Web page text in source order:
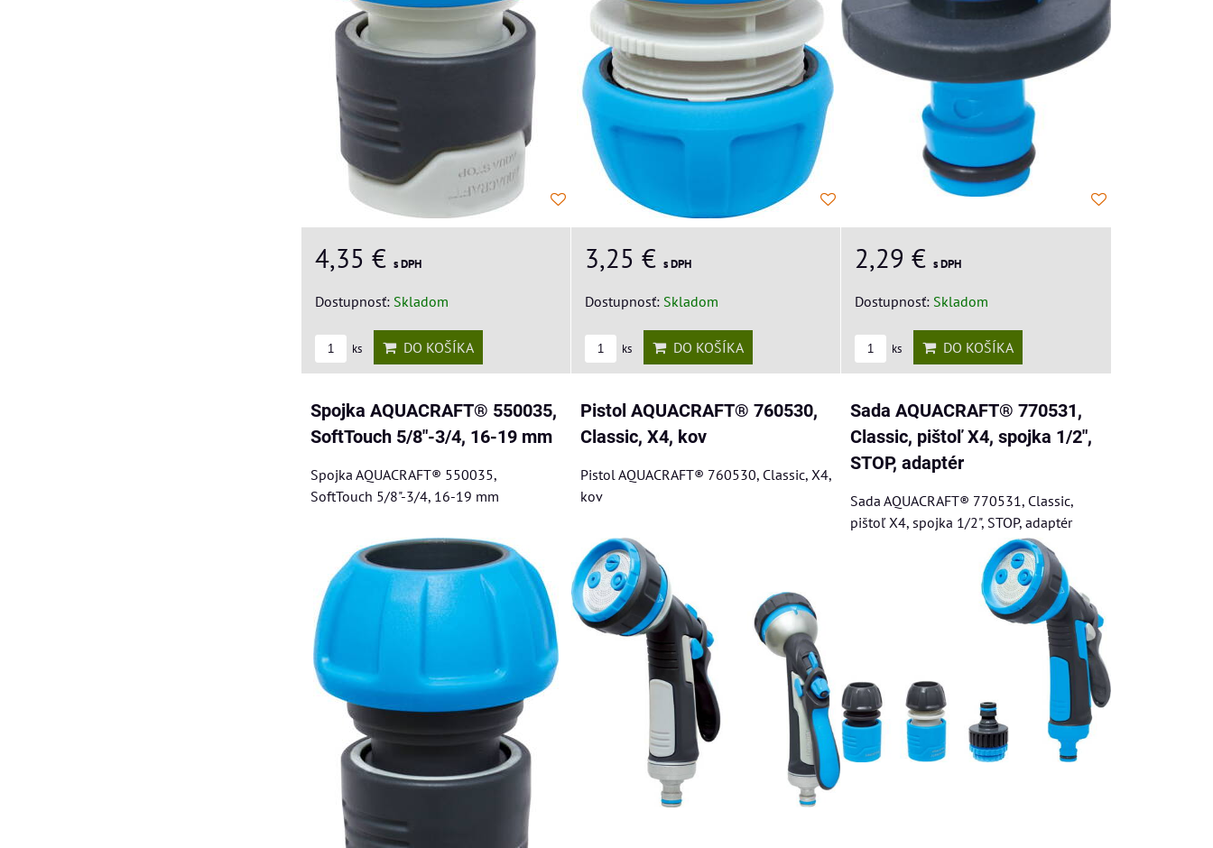
4,35 € s DPH
Dostupnosť: Skladom
ks DO KOŠÍKA
3,25 € s DPH
Dostupnosť: Skladom
ks DO KOŠÍKA
2,29 €s DPH
Dostupnosť: Skladom
ks DO KOŠÍKA
Spojka AQUACRAFT® 550035,
SoftTouch 5/8"-3/4, 16-19 mm
Spojka AQUACRAFT® 550035,
SoftTouch 5/8"-3/4, 16-19 mm
Pistol AQUACRAFT® 760530,
Classic, X4, kov
Pistol AQUACRAFT® 760530, Classic, X4,
kov
Sada AQUACRAFT® 770531,
Classic, pištoľ X4, spojka 1/2",
STOP, adaptér
Sada AQUACRAFT® 770531, Classic,
pištoľ X4, spojka 1/2", STOP, adaptér